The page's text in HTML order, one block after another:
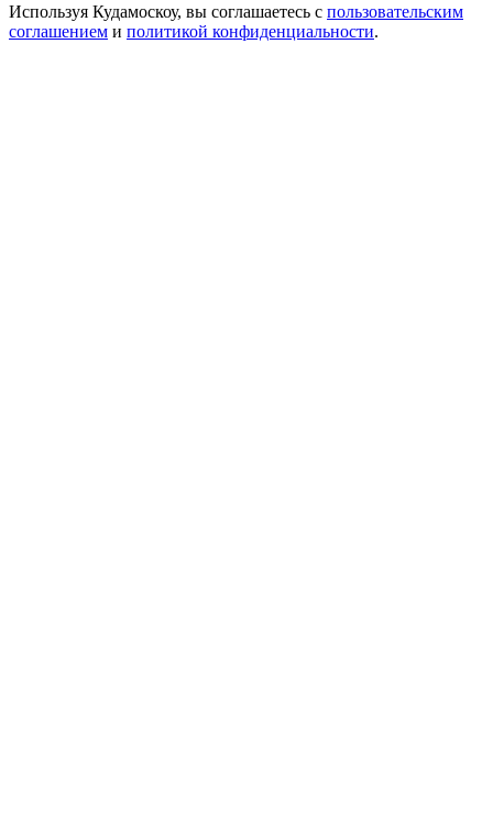
Используя Кудамоскоу, вы соглашаетесь с пользовательским
соглашением и политикой конфиденциальности.